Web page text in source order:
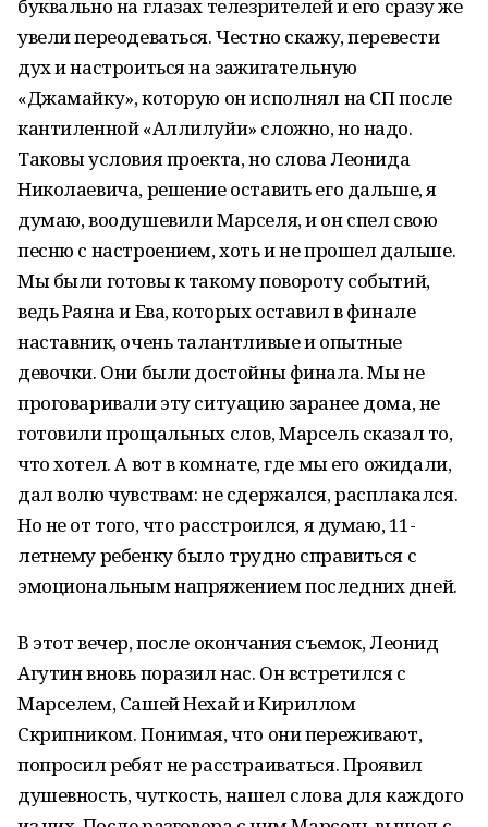
буквально на глазах телезрителей и его сразу же
увели переодеваться. Честно скажу, перевести
дух и настроиться на зажигательную
«Джамайку», которую он исполнял на СП после
кантиленной «Аллилуйи» сложно, но надо.
Таковы условия проекта, но слова Леонида
Николаевича, решение оставить его дальше, я
думаю, воодушевили Марселя, и он спел свою
песню с настроением, хоть и не прошел дальше.
Мы были готовы к такому повороту событий,
ведь Раяна и Ева, которых оставил в финале
наставник, очень талантливые и опытные
девочки. Они были достойны финала. Мы не
проговаривали эту ситуацию заранее дома, не
готовили прощальных слов, Марсель сказал то,
что хотел. А вот в комнате, где мы его ожидали,
дал волю чувствам: не сдержался, расплакался.
Но не от того, что расстроился, я думаю, 11-
летнему ребенку было трудно справиться с
эмоциональным напряжением последних дней.
В этот вечер, после окончания съемок, Леонид
Агутин вновь поразил нас. Он встретился с
Марселем, Сашей Нехай и Кириллом
Скрипником. Понимая, что они переживают,
попросил ребят не расстраиваться. Проявил
душевность, чуткость, нашел слова для каждого